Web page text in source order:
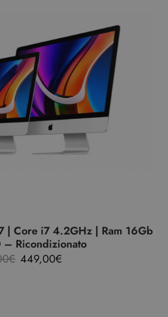
| Core i7 4.2GHz | Ram 16Gb
– Ricondizionato
€ 449,00€